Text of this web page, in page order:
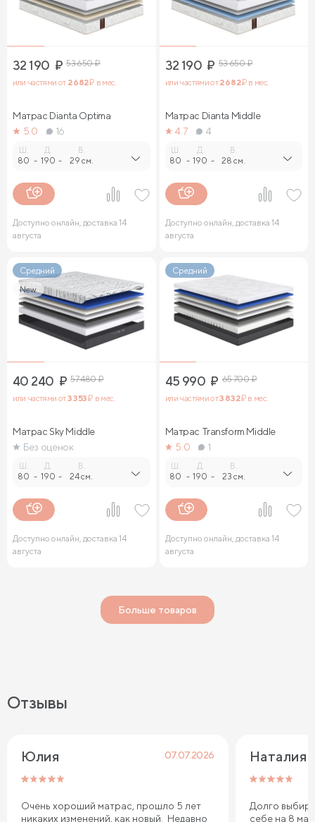
32 190 ₽ 53 650₽
или частями от 2 682₽ в мес.
Матрас Dianta Optima
5.0
16
80 -
Д.
190 -
В.
29 см.
Доступно онлайн, доставка 14
августа
32 190 ₽ 53 650₽
или частями от2 682₽ в мес.
Матрас Dianta Middle
4.7
4
80 -
Д.
190 -
В.
28 см.
Доступно онлайн, доставка 14
августа
Средний
New
40 240 ₽ 57 480₽
или частями от3 353₽ в мес.
Матрас Sky Middle
Без оценок
Ш.
80 -
Д.
190 -
В.
24 см.
Доступно онлайн, доставка 14
августа
Средний
45 990 ₽ 65 700₽
или частями от3 832₽ в мес.
Матрас Transform Middle
5.0
1
Ш.
80 -
Д.
190 -
В.
23 см.
Доступно онлайн, доставка 14
августа
Больше товаров
Отзывы
Юлия 07.07.2026
Очень хороший матрас, прошло 5 лет
никаких изменений, как новый. Недавно
Наталия
Долго
себе на 8